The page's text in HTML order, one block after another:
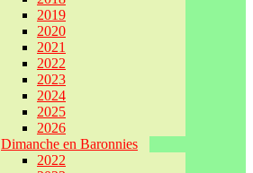
2019
2020
2021
2022
2023
2024
2025
2026
Dimanche en Baronnies
2022